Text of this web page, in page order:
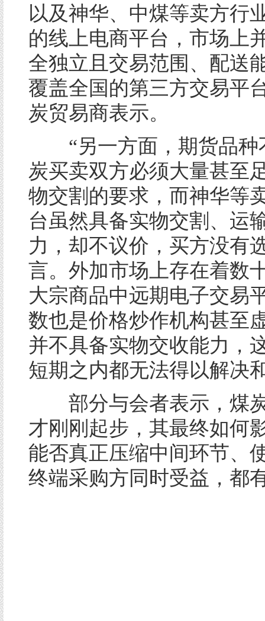
以及神华、中煤等卖方行
的线上电商平台，市场上
全独立且交易范围、配送
覆盖全国的第三方交易平
炭贸易商表示。
“另一方面，期货品种
炭买卖双方必须大量甚至
物交割的要求，而神华等
台虽然具备实物交割、运
力，却不议价，买方没有
言。外加市场上存在着数
大宗商品中远期电子交易
数也是价格炒作机构甚至
并不具备实物交收能力，
短期之内都无法得以解决
部分与会者表示，煤
才刚刚起步，其最终如何
能否真正压缩中间环节、
终端采购方同时受益，都